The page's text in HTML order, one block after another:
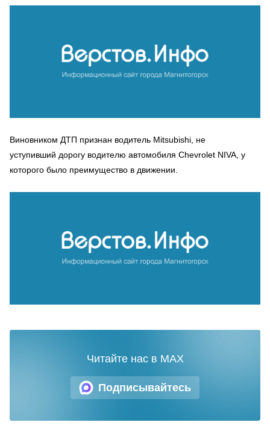
Виновником ДТП признан водитель Mitsubishi, не
уступивший дорогу водителю автомобиля Chevrolet NIVA, у
которого было преимущество в движении.
Подписывайтесь
Читайте нас в MAX